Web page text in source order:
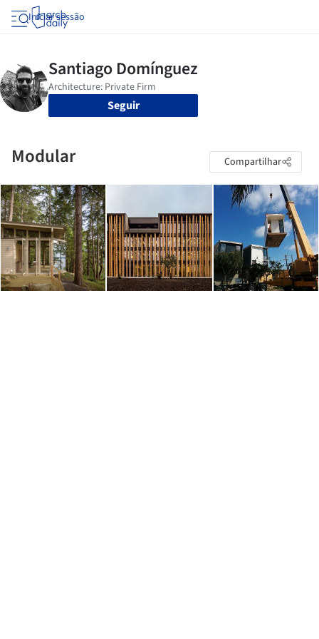
Iniciar sessão
Seguir
Modular Compartilhar